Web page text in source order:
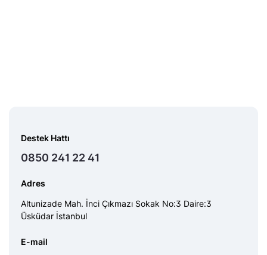
Destek Hattı
0850 241 22 41
Adres
Altunizade Mah. İnci Çıkmazı Sokak No:3 Daire:3
Üsküdar İstanbul
E-mail